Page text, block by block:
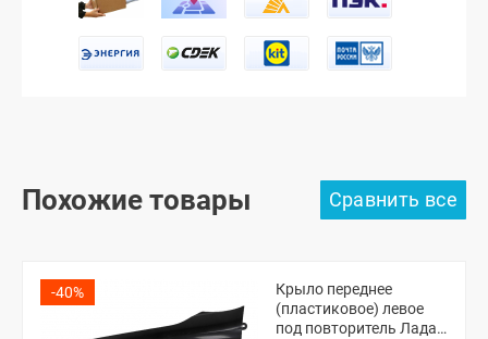
Похожие товары
-40%
Крыло переднее
(пластиковое) левое
под повторитель Лада